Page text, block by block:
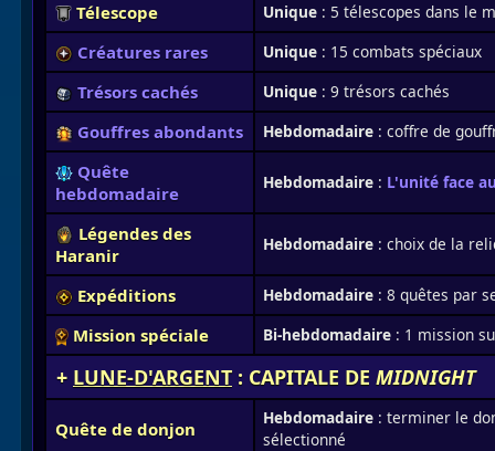
Télescope Unique : 5 télescopes dans le
Créatures rares Unique: 15 combats spéciaux
Trésors cachés Unique: 9 trésors cachés
Gouffres abondants Hebdomadaire: coffre de
Quête
hebdomadaire
Hebdomadaire: L'unité face
Légendes des
Haranir
Hebdomadaire : choix de la
Expéditions Hebdomadaire: 8 quêtes par
Mission spéciale Bi-hebdomadaire: 1 mission
+ LUNE-D'ARGENT : CAPITALE DE MIDNIGHT
Quête de donjon
Hebdomadaire : terminer le
sélectionné